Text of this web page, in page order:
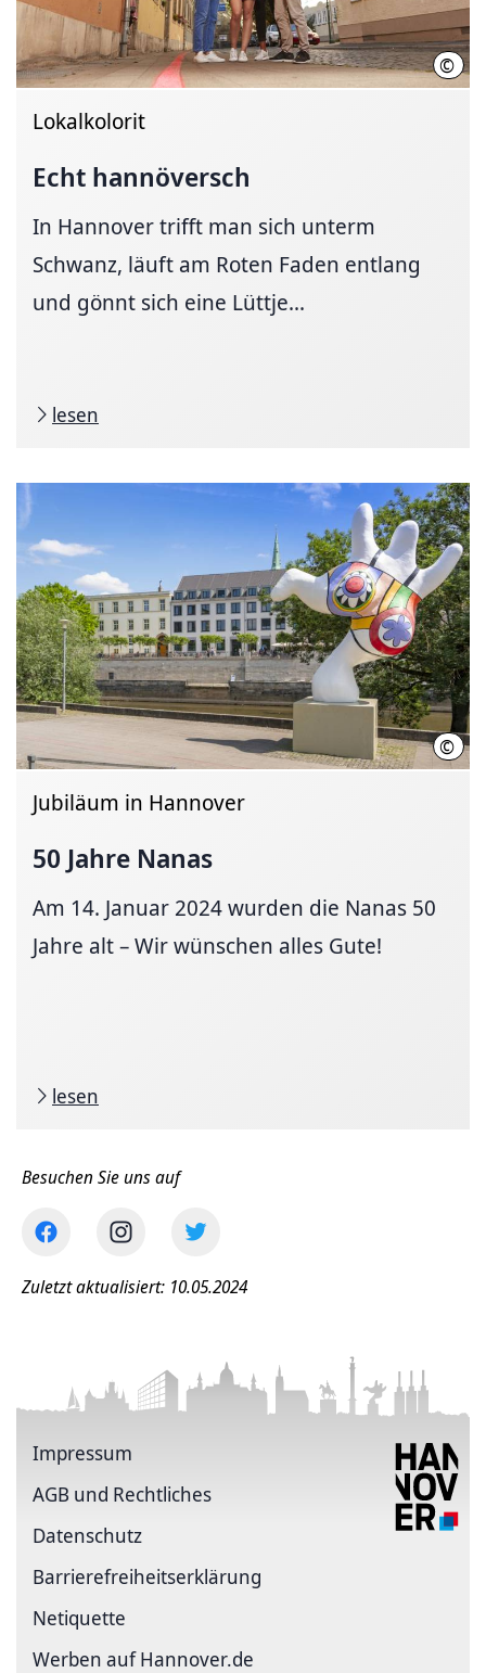
©
Lokalkolorit
Echt hannöversch
In Hannover trifft man sich unterm
Schwanz, läuft am Roten Faden entlang
und gönnt sich eine Lüttje...
lesen
©
Jubiläum in Hannover
50 Jahre Nanas
Am 14. Januar 2024 wurden die Nanas 50
Jahre alt – Wir wünschen alles Gute!
lesen
Besuchen Sie uns auf
Zuletzt aktualisiert: 10.05.2024
Impressum
AGB und Rechtliches
Datenschutz
Barriere­freiheits­erklärung
Netiquette
Werben auf Hannover.de